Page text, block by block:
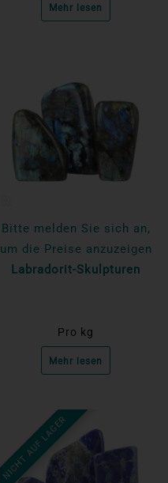
Mehr lesen
Bitte melden Sie sich an,
um die Preise anzuzeigen
Labradorit-Skulpturen
Pro kg
Mehr lesen
NICHT AUF LAGER